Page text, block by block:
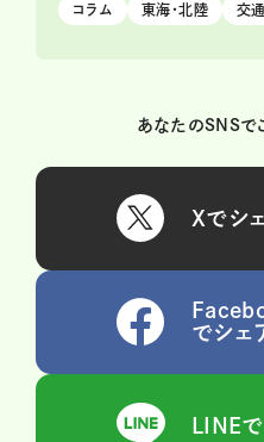
コラム 東海・北陸 交
あなたのSNSで
Xでシ
でシェ
LINE